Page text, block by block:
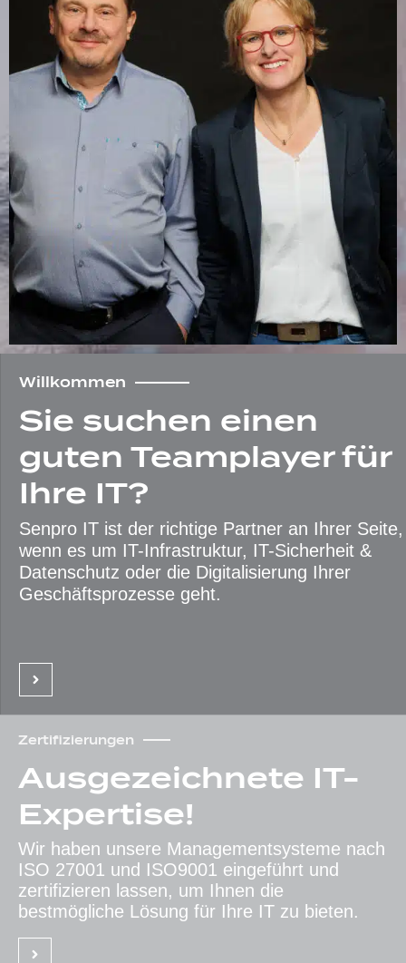
Willkommen
Sie suchen einen
guten Teamplayer für
Ihre IT?
Senpro IT ist der richtige Partner an Ihrer Seite,
wenn es um IT-Infrastruktur, IT-Sicherheit &
Datenschutz oder die Digitalisierung Ihrer
Geschäftsprozesse geht.
Zertifizierungen
Ausgezeichne­te IT-
Expertise!
Wir haben unsere Managementsysteme nach
ISO 27001 und ISO9001 eingeführt und
zertifizieren lassen, um Ihnen die
bestmögliche Lösung für Ihre IT zu bieten.